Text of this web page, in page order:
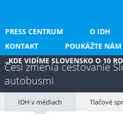
PRESS CENTRUM O IDH
KONTAKT
POUKÁŽTE
„KDE VIDÍME SLOVENSKO O 10
Česi zmenia cestovanie
autobusmi
IDH v médiach Tlačové